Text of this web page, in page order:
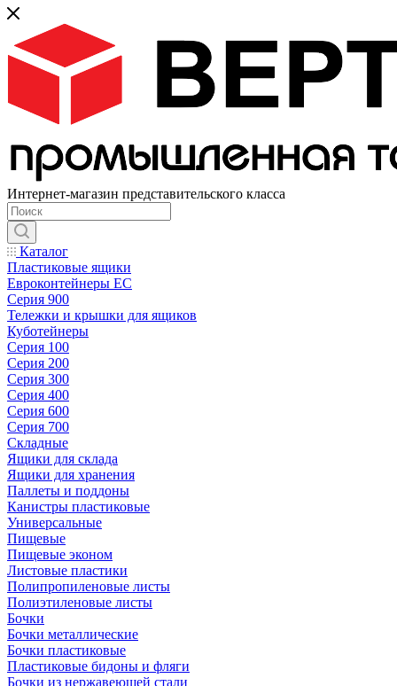
Интернет-магазин представительского класса
Каталог
Пластиковые ящики
Евроконтейнеры ЕС
Серия 900
Тележки и крышки для ящиков
Куботейнеры
Серия 100
Серия 200
Серия 300
Серия 400
Серия 600
Серия 700
Складные
Ящики для склада
Ящики для хранения
Паллеты и поддоны
Канистры пластиковые
Универсальные
Пищевые
Пищевые эконом
Листовые пластики
Полипропиленовые листы
Полиэтиленовые листы
Бочки
Бочки металлические
Бочки пластиковые
Пластиковые бидоны и фляги
Бочки из нержавеющей стали